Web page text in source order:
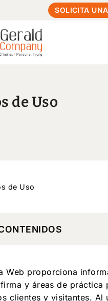
SOLICITA
de Uso
de Uso
Página Web no
Web proporciona
y áreas de práctica
clientes y visitantes. Al